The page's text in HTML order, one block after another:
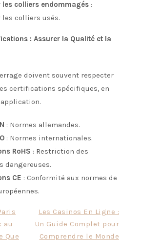
les colliers endommagés :
les colliers usés.
: Assurer la Qualité et la
doivent souvent respecter
certifications spécifiques, en
: Normes allemandes.
: Normes internationales.
RoHS : Restriction des
dangereuses.
CE : Conformité aux normes de
au
Que
Les Casinos En Ligne :
Un Guide Complet pour
Comprendre le Monde